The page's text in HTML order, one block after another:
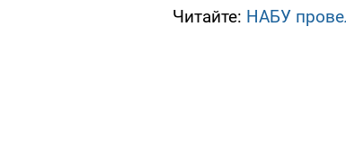
Читайте: НАБУ